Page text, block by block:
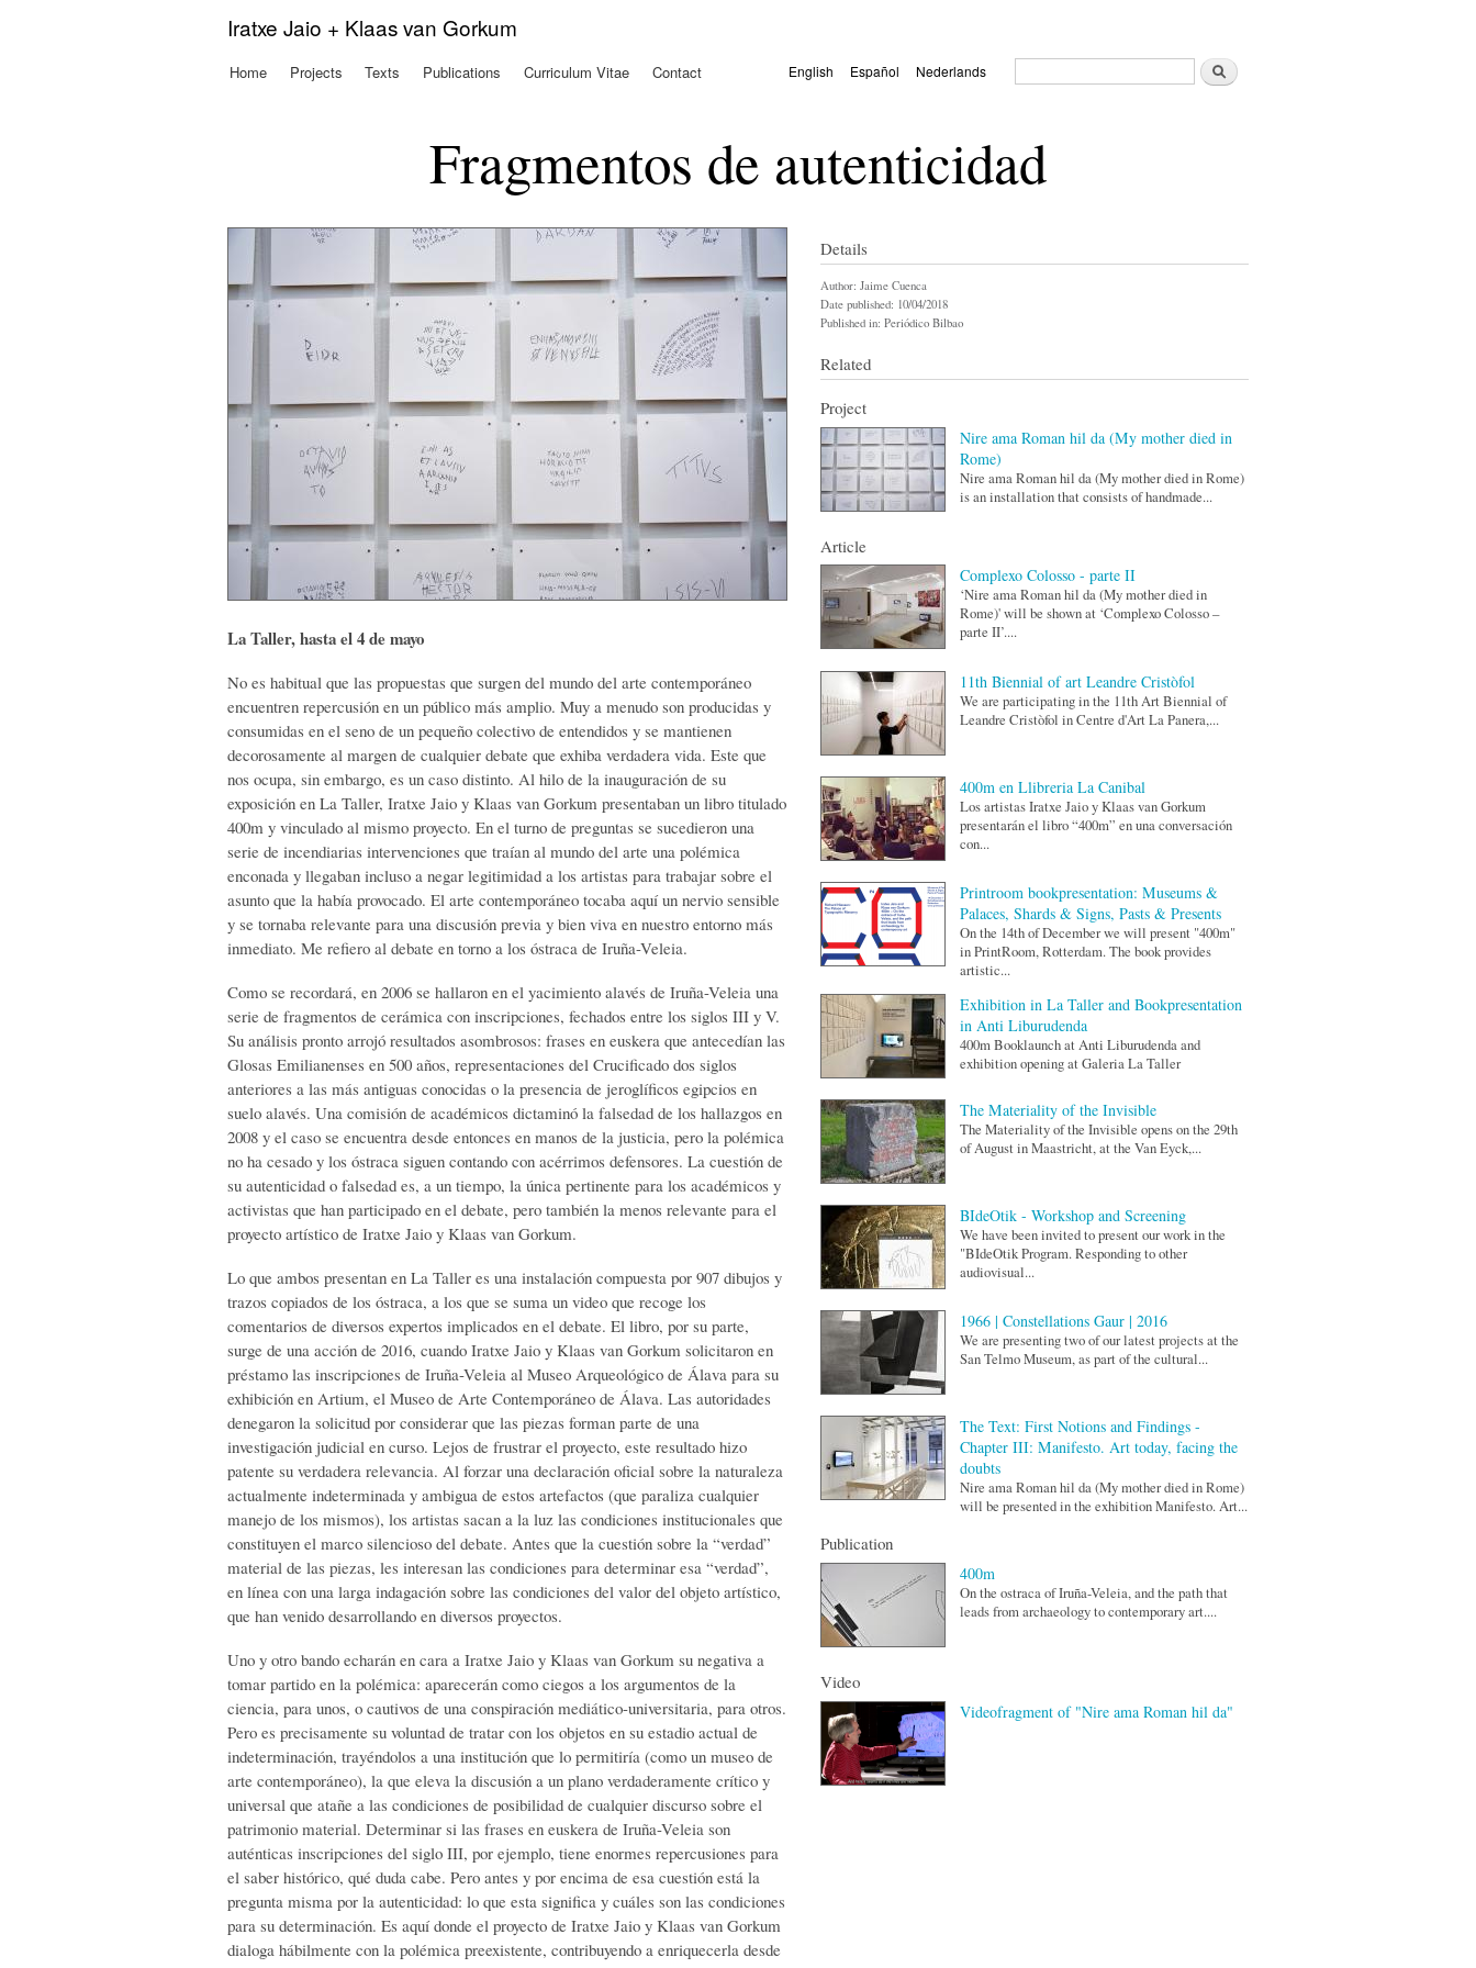
Iratxe Jaio + Klaas van Gorkum
Languages
English Español Nederlands
Search form
Search
Main menu
Home Projects Texts Publications Curriculum Vitae Contact
Fragmentos de autenticidad
La Taller, hasta el 4 de mayo
No es habitual que las propuestas que surgen del mundo del arte contemporáneo
encuentren repercusión en un público más amplio. Muy a menudo son producidas y
consumidas en el seno de un pequeño colectivo de entendidos y se mantienen
decorosamente al margen de cualquier debate que exhiba verdadera vida. Este que
nos ocupa, sin embargo, es un caso distinto. Al hilo de la inauguración de su
exposición en La Taller, Iratxe Jaio y Klaas van Gorkum presentaban un libro titulado
400m y vinculado al mismo proyecto. En el turno de preguntas se sucedieron una
serie de incendiarias intervenciones que traían al mundo del arte una polémica
enconada y llegaban incluso a negar legitimidad a los artistas para trabajar sobre el
asunto que la había provocado. El arte contemporáneo tocaba aquí un nervio sensible
y se tornaba relevante para una discusión previa y bien viva en nuestro entorno más
inmediato. Me refiero al debate en torno a los óstraca de Iruña-Veleia.
Como se recordará, en 2006 se hallaron en el yacimiento alavés de Iruña-Veleia una
serie de fragmentos de cerámica con inscripciones, fechados entre los siglos III y V.
Su análisis pronto arrojó resultados asombrosos: frases en euskera que antecedían las
Glosas Emilianenses en 500 años, representaciones del Crucificado dos siglos
anteriores a las más antiguas conocidas o la presencia de jeroglíficos egipcios en
suelo alavés. Una comisión de académicos dictaminó la falsedad de los hallazgos en
2008 y el caso se encuentra desde entonces en manos de la justicia, pero la polémica
no ha cesado y los óstraca siguen contando con acérrimos defensores. La cuestión de
su autenticidad o falsedad es, a un tiempo, la única pertinente para los académicos y
activistas que han participado en el debate, pero también la menos relevante para el
proyecto artístico de Iratxe Jaio y Klaas van Gorkum.
Lo que ambos presentan en La Taller es una instalación compuesta por 907 dibujos y
trazos copiados de los óstraca, a los que se suma un video que recoge los
comentarios de diversos expertos implicados en el debate. El libro, por su parte,
surge de una acción de 2016, cuando Iratxe Jaio y Klaas van Gorkum solicitaron en
préstamo las inscripciones de Iruña-Veleia al Museo Arqueológico de Álava para su
exhibición en Artium, el Museo de Arte Contemporáneo de Álava. Las autoridades
denegaron la solicitud por considerar que las piezas forman parte de una
investigación judicial en curso. Lejos de frustrar el proyecto, este resultado hizo
patente su verdadera relevancia. Al forzar una declaración oficial sobre la naturaleza
actualmente indeterminada y ambigua de estos artefactos (que paraliza cualquier
manejo de los mismos), los artistas sacan a la luz las condiciones institucionales que
constituyen el marco silencioso del debate. Antes que la cuestión sobre la “verdad”
material de las piezas, les interesan las condiciones para determinar esa “verdad”,
en línea con una larga indagación sobre las condiciones del valor del objeto artístico,
que han venido desarrollando en diversos proyectos.
Uno y otro bando echarán en cara a Iratxe Jaio y Klaas van Gorkum su negativa a
tomar partido en la polémica: aparecerán como ciegos a los argumentos de la
ciencia, para unos, o cautivos de una conspiración mediático-universitaria, para otros.
Pero es precisamente su voluntad de tratar con los objetos en su estadio actual de
indeterminación, trayéndolos a una institución que lo permitiría (como un museo de
arte contemporáneo), la que eleva la discusión a un plano verdaderamente crítico y
universal que atañe a las condiciones de posibilidad de cualquier discurso sobre el
patrimonio material. Determinar si las frases en euskera de Iruña-Veleia son
auténticas inscripciones del siglo III, por ejemplo, tiene enormes repercusiones para
el saber histórico, qué duda cabe. Pero antes y por encima de esa cuestión está la
pregunta misma por la autenticidad: lo que esta significa y cuáles son las condiciones
para su determinación. Es aquí donde el proyecto de Iratxe Jaio y Klaas van Gorkum
dialoga hábilmente con la polémica preexistente, contribuyendo a enriquecerla desde
Details
Author: Jaime Cuenca
Date published: 10/04/2018
Published in: Periódico Bilbao
Related
Project
Nire ama Roman hil da (My mother died in
Rome)
Nire ama Roman hil da (My mother died in Rome)
is an installation that consists of handmade...
Article
Complexo Colosso - parte II
‘Nire ama Roman hil da (My mother died in
Rome)' will be shown at ‘Complexo Colosso –
parte II’....
11th Biennial of art Leandre Cristòfol
We are participating in the 11th Art Biennial of
Leandre Cristòfol in Centre d'Art La Panera,...
400m en Llibreria La Canibal
Los artistas Iratxe Jaio y Klaas van Gorkum
presentarán el libro “400m” en una conversación
con...
Printroom bookpresentation: Museums &
Palaces, Shards & Signs, Pasts & Presents
On the 14th of December we will present "400m"
in PrintRoom, Rotterdam. The book provides
artistic...
Exhibition in La Taller and Bookpresentation
in Anti Liburudenda
400m Booklaunch at Anti Liburudenda and
exhibition opening at Galeria La Taller
The Materiality of the Invisible
The Materiality of the Invisible opens on the 29th
of August in Maastricht, at the Van Eyck,...
BIdeOtik - Workshop and Screening
We have been invited to present our work in the
"BIdeOtik Program. Responding to other
audiovisual...
1966 | Constellations Gaur | 2016
We are presenting two of our latest projects at the
San Telmo Museum, as part of the cultural...
The Text: First Notions and Findings -
Chapter III: Manifesto. Art today, facing the
doubts
Nire ama Roman hil da (My mother died in Rome)
will be presented in the exhibition Manifesto. Art...
Publication
400m
On the ostraca of Iruña-Veleia, and the path that
leads from archaeology to contemporary art....
Video
Videofragment of "Nire ama Roman hil da"